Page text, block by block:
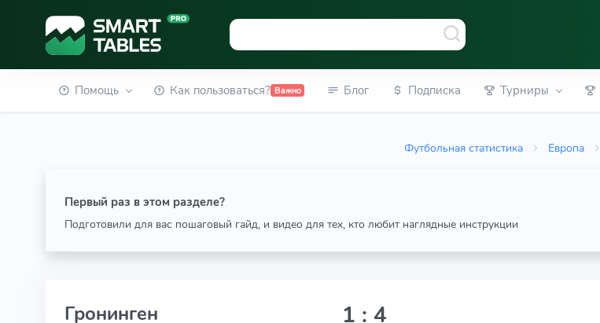
Помощь Как пользоваться? Важно Блог Подписка Турниры
Футбольная статистика Европа
Первый раз в этом разделе?
Подготовили для вас пошаговый гайд, и видео для тех, кто любит наглядные инструкции
Гронинген 1 : 4